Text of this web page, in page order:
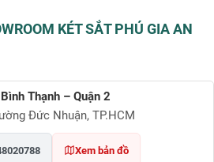
KÉT SẮT PHÚ GIA AN
Thạnh – Quận 2
Đức Nhuận, TP.HCM
Xem bản đồ